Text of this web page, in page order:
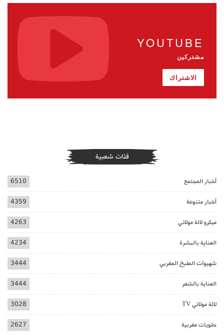
YOUTUBE
مشتركين
الاشتراك
فئات شعبية
أخبار المجتمع 6510
أخبار متنوعة 4359
ميكرو لالة مولاتي 4263
العناية بالبشرة 4234
شهيوات الطبخ المغربي 3444
العناية بالشعر 3444
لالة مولاتي TV 3028
حلويات مغربية 2627